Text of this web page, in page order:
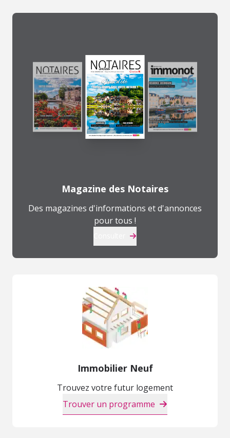
Magazine des Notaires
Des magazines d'informations et d'annonces
pour tous !
Immobilier Neuf
Trouvez votre futur logement
Trouver un programme